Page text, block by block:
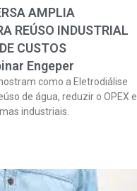
AMPLIA
REÚSO INDUSTRIAL
CUSTOS
Engeper
como a Eletrodiálise
de água, reduzir o OPEX e
industriais.